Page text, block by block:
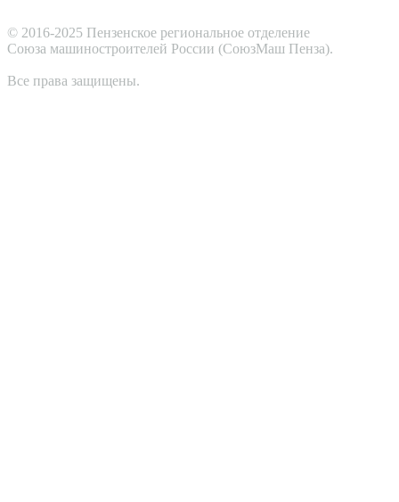
© 2016-2025 Пензенское региональное отделение
Cоюза машиностроителей России (СоюзМаш Пенза).
Все права защищены.